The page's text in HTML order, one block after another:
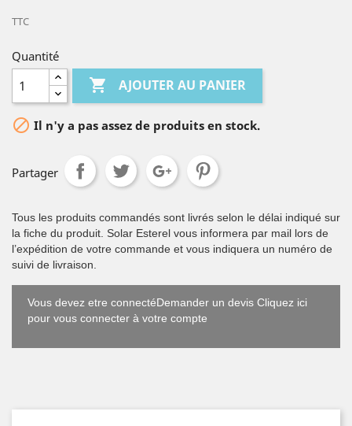
TTC
Quantité
 AJOUTER AU PANIER
 Il n'y a pas assez de produits en stock.
Partager
Tous les produits commandés sont livrés selon le délai indiqué sur
la fiche du produit. Solar Esterel vous informera par mail lors de
l’expédition de votre commande et vous indiquera un numéro de
suivi de livraison.
Vous devez etre connectéDemander un devis Cliquez ici
pour vous connecter à votre compte